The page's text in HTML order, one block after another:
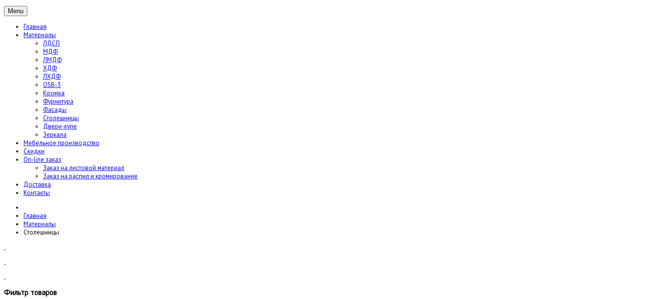
Menu
Главная
Материалы
ЛДСП
МДФ
ЛМДФ
ХДФ
ЛХДФ
OSB-3
Кромка
Фурнитура
Фасады
Столешницы
Двери-купе
Зеркала
Мебельное производство
Скидки
On-line заказ
Заказ на листовой материал
Заказ на распил и кромирование
Доставка
Контакты
Главная
Материалы
Столешницы
Фильтр товаров